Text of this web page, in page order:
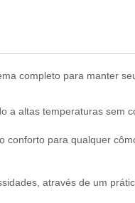
completo para manter
a altas temperaturas sem
para qualquer
através de um